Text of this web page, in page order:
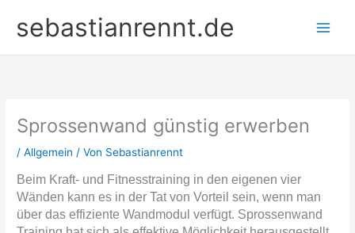
Inhaltsebastianrennt.de
Sprossenwand günstig erwerben
/Allgemein / Von Sebastianrennt
Beim Kraft- und Fitnesstraining in den eigenen vier
Wänden kann es in der Tat von Vorteil sein, wenn man
über das effiziente Wandmodul verfügt. Sprossenwand